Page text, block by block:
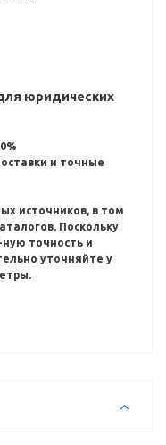
юридических
и точные
источников, в том
Поскольку
точность и
уточняйте у